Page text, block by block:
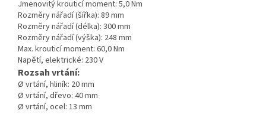
Jmenovitý krouticí moment: 5,0 Nm
Rozměry nářadí (šířka): 89 mm
Rozměry nářadí (délka): 300 mm
Rozměry nářadí (výška): 248 mm
Max. krouticí moment: 60,0 Nm
Napětí, elektrické: 230 V
Rozsah vrtání:
Ø vrtání, hliník: 20 mm
Ø vrtání, dřevo: 40 mm
Ø vrtání, ocel: 13 mm